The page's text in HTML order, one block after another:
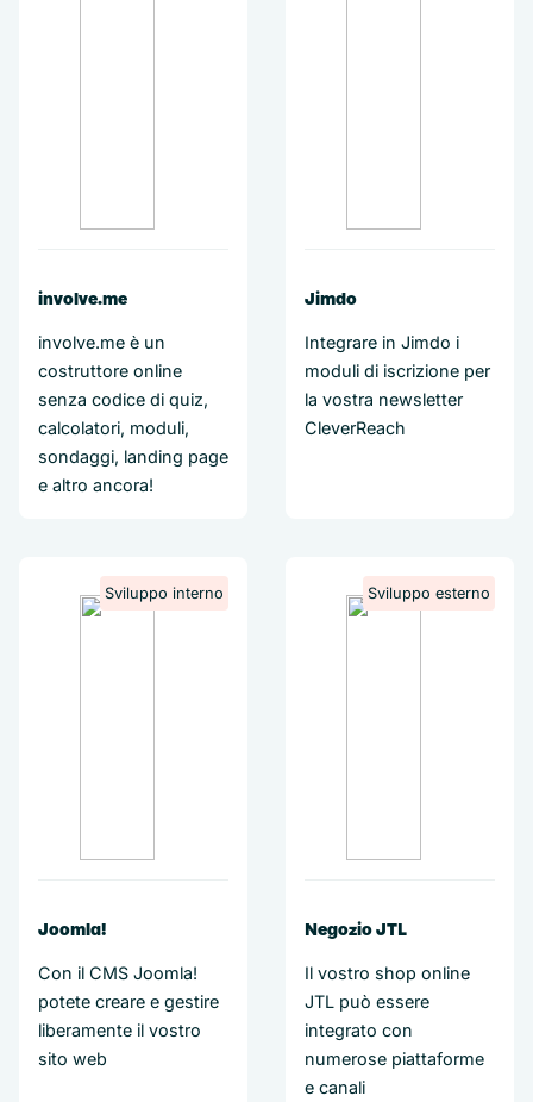
involve.me
involve.me è un
costruttore online
senza codice di quiz,
calcolatori, moduli,
sondaggi, landing page
e altro ancora!
Jimdo
Integrare in Jimdo i
moduli di iscrizione per
la vostra newsletter
CleverReach
Sviluppo interno
Joomla!
Con il CMS Joomla!
potete creare e gestire
liberamente il vostro
sito web
Sviluppo esterno
Negozio JTL
Il vostro shop online
JTL può essere
integrato con
numerose piattaforme
e canali